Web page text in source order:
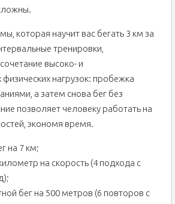
которая научит вас бегать 3 км за
тренировки,
высоко- и
физических нагрузок: пробежка
а затем снова бег без
позволяет человеку работать на
экономя время.
на 7 км;
на скорость (4 подхода с
бег на 500 метров (6 повторов с